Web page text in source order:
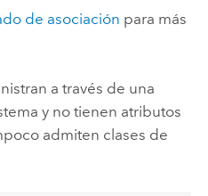
de asociación para más
a través de una
y no tienen atributos
admiten clases de